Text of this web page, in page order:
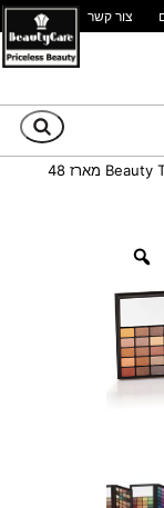
צור קשר
/ Beauty Tales מארז 48